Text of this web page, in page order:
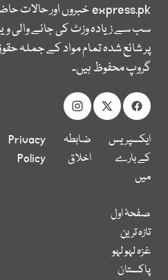
express.pkخبروں اور حالات
سب سے زیادہ وزٹ کی جانے
پر شائع شدہ تمام مواد کے جملہ
گروپ محفوظ ہیں۔
ایکسپریس
کے بارے
میں
ضابطہ
اخلاق
Privacy
Policy
صفحۂ اول
تازہ ترین
غزہ لہو لہو
پاکستان